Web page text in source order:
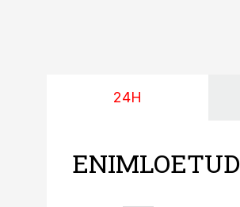
24H
ENIMLOETUD